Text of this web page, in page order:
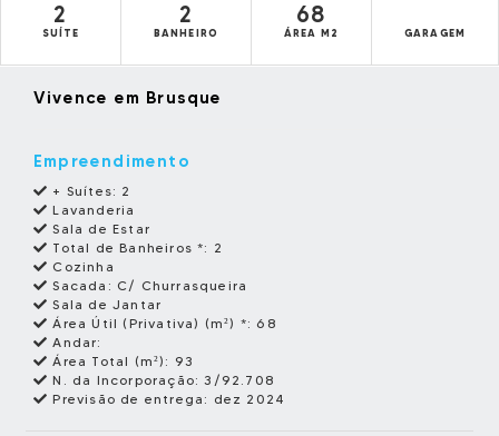
2
SUÍTE
2
BANHEIRO
68
ÁREA M2 GARAGEM
Vivence em Brusque
Empreendimento
+ Suítes: 2
Lavanderia
Sala de Estar
Total de Banheiros *: 2
Cozinha
Sacada: C/ Churrasqueira
Sala de Jantar
Área Útil (Privativa) (m²) *:68
Andar:
Área Total (m²): 93
N. da Incorporação:3/92.708
Previsão de entrega: dez 2024